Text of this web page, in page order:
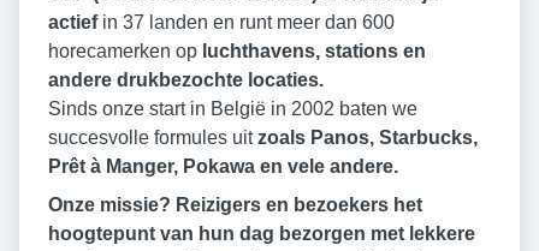
actief in 37 landen en runt meer dan 600
horecamerken op luchthavens, stations en
andere drukbezochte locaties.
Sinds onze start in België in 2002 baten we
succesvolle formules uitzoals Panos, Starbucks,
Prêt à Manger, Pokawa en vele andere.
Onze missie? Reizigers en bezoekers het
hoogtepunt van hun dag bezorgen met lekkere